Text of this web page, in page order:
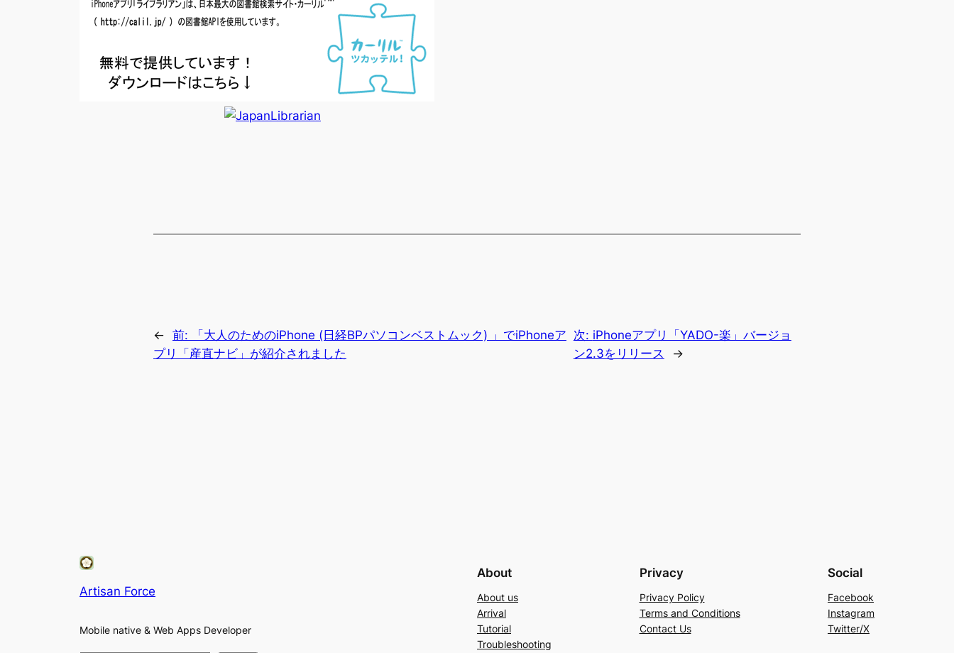
← 前:
「大人のためのiPhone (日経BPパソコンベストムック) 」でiPhoneア
プリ「産直ナビ」が紹介されました
次: iPhoneアプリ「YADO-楽」バージョ
ン2.3をリリース
→
Artisan Force
Mobile native & Web Apps Developer
About
About us
Arrival
Tutorial
Troubleshooting
Privacy
Privacy Policy
Terms and Conditions
Contact Us
Social
Facebook
Instagram
Twitter/X